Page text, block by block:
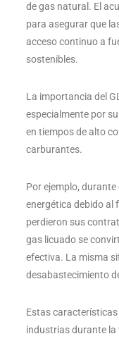
de gas natural. El
para asegurar que
acceso continuo a
sostenibles.
La importancia del
especialmente por
en tiempos de alto
carburantes.
Por ejemplo,
energética debido al
perdieron sus
gas licuado se
efectiva. La misma
desabastecimiento
Estas
industrias durante la